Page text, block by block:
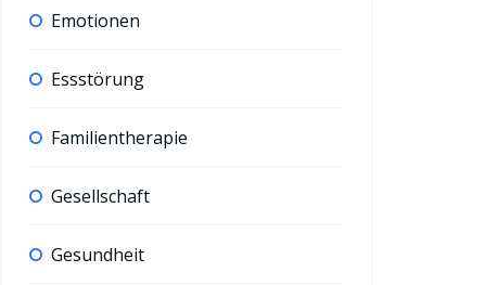
Emotionen
Essstörung
Familientherapie
Gesellschaft
Gesundheit